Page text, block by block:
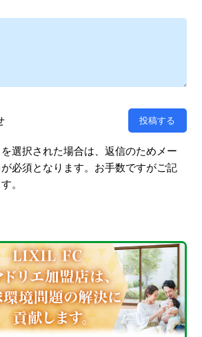
選択された場合は、返信のためメー
必須となります。お手数ですがご記
。